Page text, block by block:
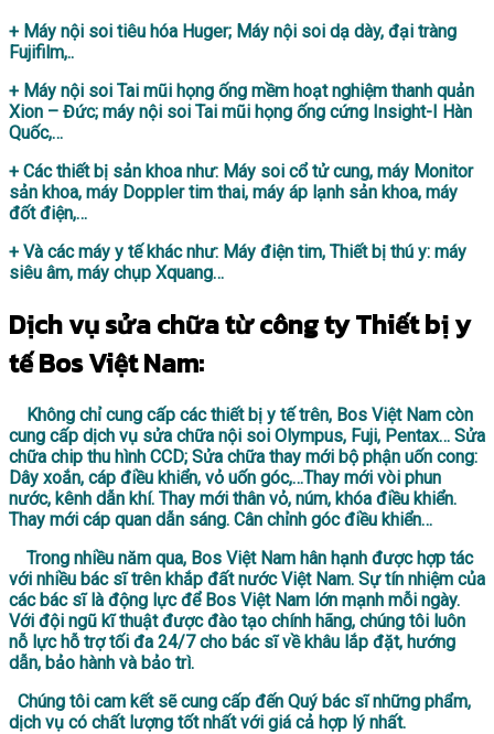
+ Máy nội soi tiêu hóa Huger; Máy nội soi dạ dày, đại tràng
Fujifilm,..
+ Máy nội soi Tai mũi họng ống mềm hoạt nghiệm thanh quản
Xion – Đức; máy nội soi Tai mũi họng ống cứng Insight-I Hàn
Quốc,…
+ Các thiết bị sản khoa như: Máy soi cổ tử cung, máy Monitor
sản khoa, máy Doppler tim thai, máy áp lạnh sản khoa, máy
đốt điện,…
+ Và các máy y tế khác như: Máy điện tim, Thiết bị thú y: máy
siêu âm, máy chụp Xquang…
Dịch vụ sửa chữa từ công ty Thiết bị y
tế Bos Việt Nam:
Không chỉ cung cấp các thiết bị y tế trên, Bos Việt Nam còn
cung cấp dịch vụ sửa chữa nội soi Olympus, Fuji, Pentax… Sửa
chữa chip thu hình CCD; Sửa chữa thay mới bộ phận uốn cong:
Dây xoắn, cáp điều khiển, vỏ uốn góc,…Thay mới vòi phun
nước, kênh dẫn khí. Thay mới thân vỏ, núm, khóa điều khiển.
Thay mới cáp quan dẫn sáng. Cân chỉnh góc điều khiển…
Trong nhiều năm qua, Bos Việt Nam hân hạnh được hợp tác
với nhiều bác sĩ trên khắp đất nước Việt Nam. Sự tín nhiệm của
các bác sĩ là động lực để Bos Việt Nam lớn mạnh mỗi ngày.
Với đội ngũ kĩ thuật được đào tạo chính hãng, chúng tôi luôn
nỗ lực hỗ trợ tối đa 24/7cho bác sĩ về khâu lắp đặt, hướng
dẫn, bảo hành và bảo trì.
Chúng tôi cam kết sẽ cung cấp đến Quý bác sĩ những phẩm,
dịch vụ có chất lượng tốt nhất với giá cả hợp lý nhất.